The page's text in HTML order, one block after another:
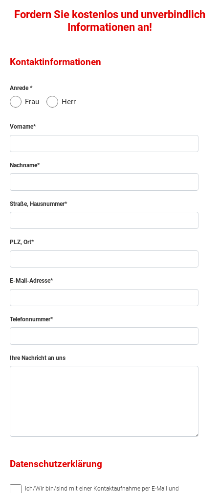
Fordern Sie kostenlos und unverbindlich
Informationen an!
Kontaktinformationen
Anrede
Frau Herr
Vorname
Nachname
Straße, Hausnummer
PLZ, Ort
E-Mail-Adresse
Telefonnummer
Ihre Nachricht an uns
Datenschutzerklärung
Ich/Wir bin/sind mit einer Kontaktaufnahme per E-Mail und